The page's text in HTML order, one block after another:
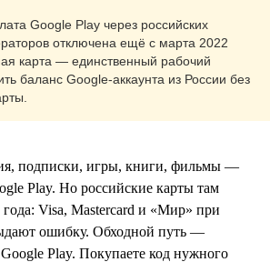
Google Play через российских
отключена ещё с марта 2022
карта — единственный рабочий
баланс Google-аккаунта из России без
подписки, игры, книги, фильмы —
Play. Но российские карты там
года: Visa, Mastercard и «Мир» при
ошибку. Обходной путь —
Play. Покупаете код нужного